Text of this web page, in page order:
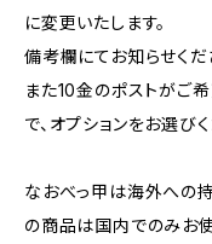
に変更いたします。
備考欄にてお知らせくだ
また10金のポストがご
で、オプションをお選びく
なおべっ甲は海外への
の商品は国内でのみお使